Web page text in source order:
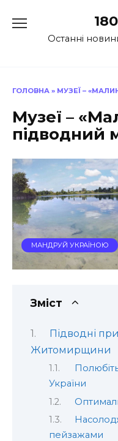
до
Останні
ГОЛОВНА » МУЗЕЇ –
Музеї –
підводний
МАНДРУЙ УКРАЇНОЮ
Зміст
Підводні
Житомирщини
України
пейзажами